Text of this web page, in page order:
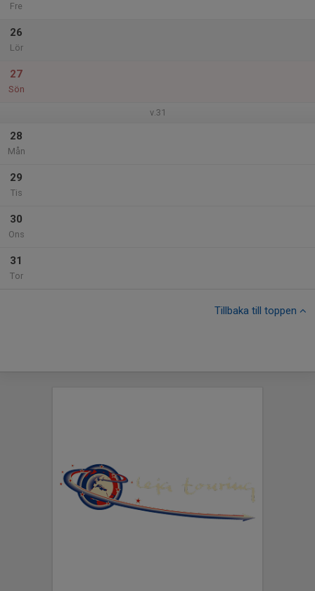
Fre
26
Lör
27
Sön
v.31
28
Mån
29
Tis
30
Ons
31
Tor
Tillbaka till toppen